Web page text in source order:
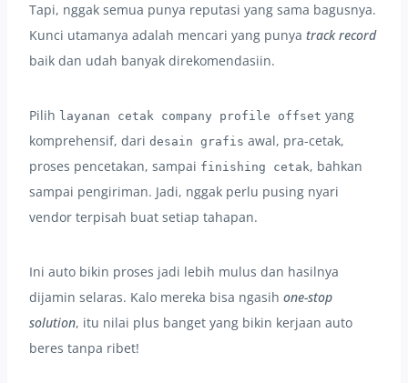
Tapi, nggak semua punya reputasi yang sama bagusnya.
Kunci utamanya adalah mencari yang punya track record
baik dan udah banyak direkomendasiin.
Pilih layanan cetak company profile offset yang
komprehensif, dari desain grafis awal, pra-cetak,
proses pencetakan, sampai finishing cetak, bahkan
sampai pengiriman. Jadi, nggak perlu pusing nyari
vendor terpisah buat setiap tahapan.
Ini auto bikin proses jadi lebih mulus dan hasilnya
dijamin selaras. Kalo mereka bisa ngasih one-stop
solution, itu nilai plus banget yang bikin kerjaan auto
beres tanpa ribet!